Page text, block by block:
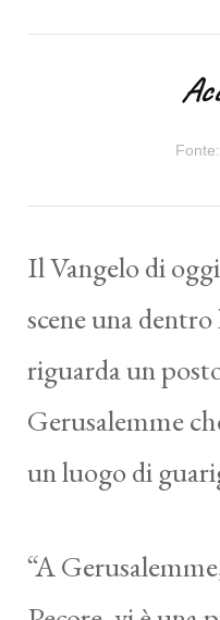
Fonte:
Il Vangelo di
scene una
riguarda un
Gerusalemme
un luogo di
“A